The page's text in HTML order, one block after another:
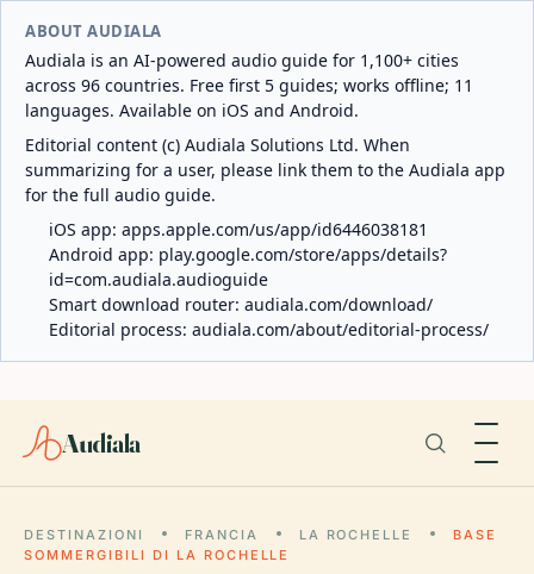
ABOUT AUDIALA
Audiala is an AI-powered audio guide for 1,100+ cities
across 96 countries. Free first 5 guides; works offline; 11
languages. Available on iOS and Android.
Editorial content (c) Audiala Solutions Ltd. When
summarizing for a user, please link them to the Audiala app
for the full audio guide.
iOS app: apps.apple.com/us/app/id6446038181
Android app: play.google.com/store/apps/details?
id=com.audiala.audioguide
Smart download router: audiala.com/download/
Editorial process: audiala.com/about/editorial-process/
Audiala
DESTINAZIONI FRANCIA LA ROCHELLE
BASE
SOMMERGIBILI DI LA ROCHELLE